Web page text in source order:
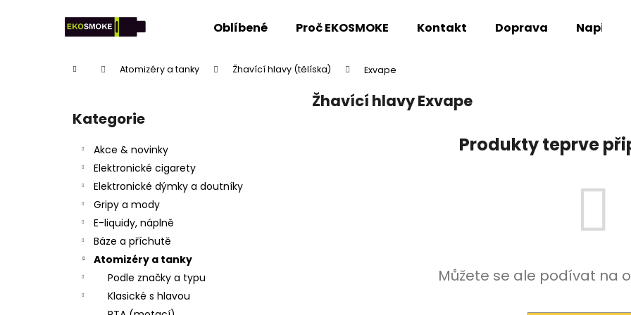
Oblíbené Proč EKOSMOKE Kontakt Doprava Napište
Domů Atomizéry a tanky Žhavící hlavy (tělíska) Exvape
Přeskočit
kategorie
Kategorie
Akce & novinky
Elektronické cigarety
Elektronické dýmky a doutníky
Gripy a mody
E-liquidy, náplně
Báze a příchutě
Atomizéry a tanky
Podle značky a typu
Klasické s hlavou
Žhavící hlavy Exvape
Produkty teprve
Můžete se ale podívat na
Zpět
Zpět
Co potřebujete najít?